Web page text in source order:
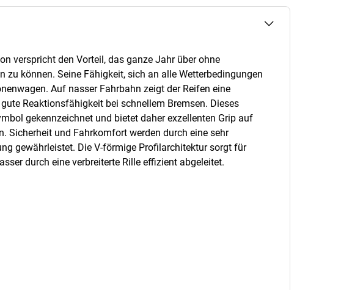
verspricht den Vorteil, das ganze Jahr über ohne
zu können. Seine Fähigkeit, sich an alle Wetterbedingungen
Auf nasser Fahrbahn zeigt der Reifen eine
Reaktionsfähigkeit bei schnellem Bremsen. Dieses
gekennzeichnet und bietet daher exzellenten Grip auf
Sicherheit und Fahrkomfort werden durch eine sehr
gewährleistet. Die V-förmige Profilarchitektur sorgt für
durch eine verbreiterte Rille effizient abgeleitet.